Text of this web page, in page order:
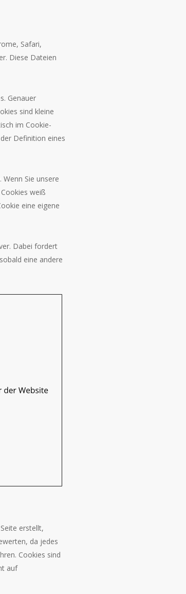
Safari,
Diese Dateien
Genauer
sind kleine
im Cookie-
Definition eines
Sie unsere
weiß
eine eigene
Dabei fordert
eine andere
erstellt,
da jedes
Cookies sind
auf